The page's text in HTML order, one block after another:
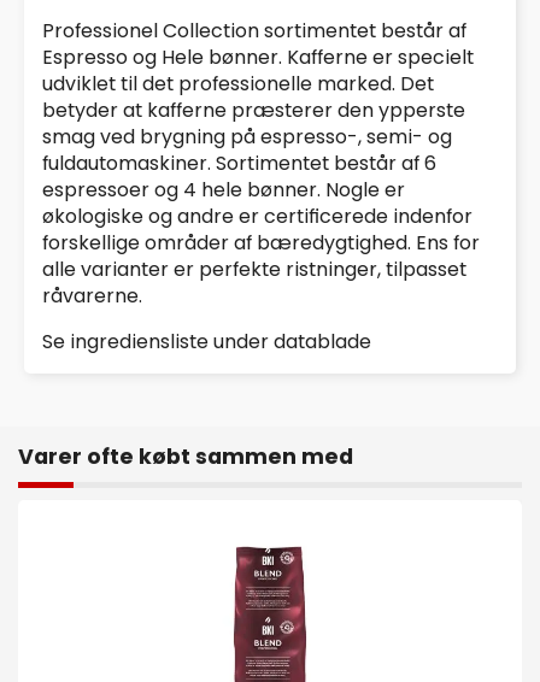
Professionel Collection sortimentet består af
Espresso og Hele bønner. Kafferne er specielt
udviklet til det professionelle marked. Det
betyder at kafferne præsterer den ypperste
smag ved brygning på espresso-, semi- og
fuldautomaskiner. Sortimentet består af 6
espressoer og 4 hele bønner. Nogle er
økologiske og andre er certificerede indenfor
forskellige områder af bæredygtighed. Ens for
alle varianter er perfekte ristninger, tilpasset
råvarerne.
Se ingrediensliste under datablade
Varer ofte købt sammen med